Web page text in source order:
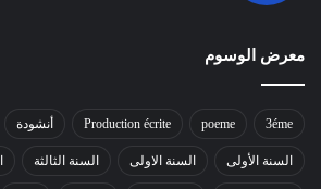
معرض الوسوم
3éme
poeme
Production écrite أنشودة
السنة الأولى السنة الاولى السنة الثالثة